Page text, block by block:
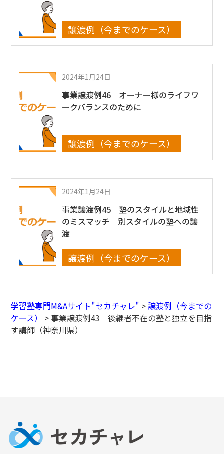
譲渡例（今までのケース）
2024年1月24日
事業譲渡例46｜オーナー様のライフワ
ークバランスのために
譲渡例（今までのケース）
2024年1月24日
事業譲渡例45｜塾のスタイルと地域性
のミスマッチ 別スタイルの塾への譲
渡
譲渡例（今までのケース）
学習塾専門M&Aサイト"セカチャレ" >譲渡例（今までの
ケース）
> 事業譲渡例43｜後継者不在の塾と独立を目指
す講師（神奈川県）